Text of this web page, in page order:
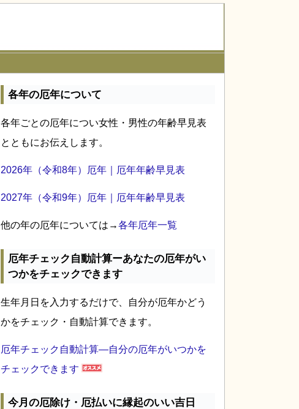
各年の厄年について
各年ごとの厄年につい女性・男性の年齢早見表
とともにお伝えします。
2026年（令和8年）厄年｜厄年年齢早見表
2027年（令和9年）厄年｜厄年年齢早見表
他の年の厄年については→各年厄年一覧
厄年チェック自動計算ーあなたの厄年がい
つかをチェックできます
生年月日を入力するだけで、自分が厄年かどう
かをチェック・自動計算できます。
厄年チェック自動計算―自分の厄年がいつかを
チェックできます
今月の厄除け・厄払いに縁起のいい吉日